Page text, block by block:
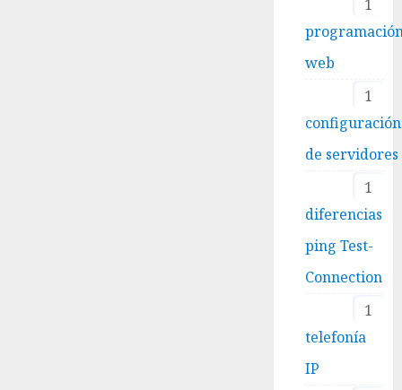
1
web
1
configuración
de servidores
1
diferencias
ping Test-
Connection
1
telefonía
IP